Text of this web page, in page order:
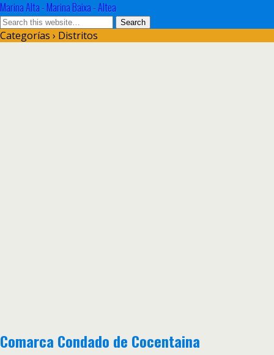
Marina Alta - Marina Baixa - Altea
Categorías › Distritos
Comarca Condado de Cocentaina